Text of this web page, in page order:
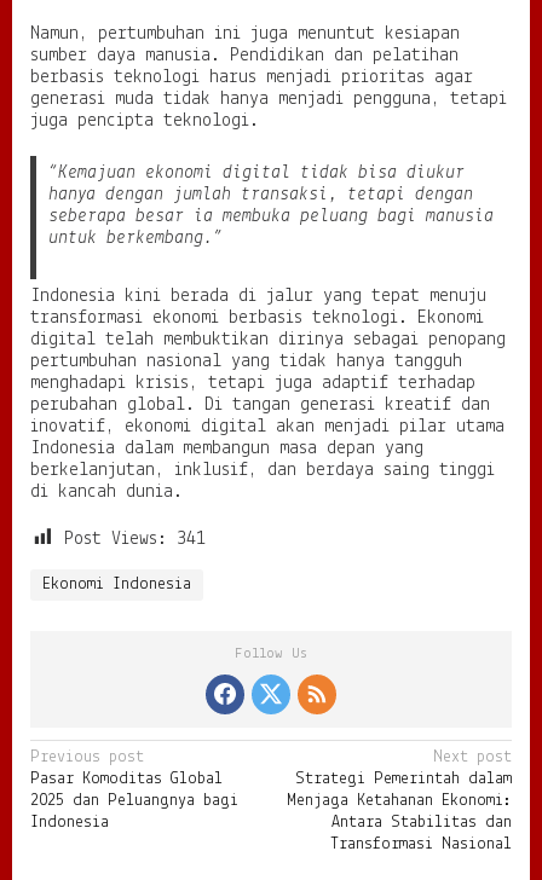
Namun, pertumbuhan ini juga menuntut kesiapan
sumber daya manusia. Pendidikan dan pelatihan
berbasis teknologi harus menjadi prioritas agar
generasi muda tidak hanya menjadi pengguna, tetapi
juga pencipta teknologi.
“Kemajuan ekonomi digital tidak bisa diukur
hanya dengan jumlah transaksi, tetapi dengan
seberapa besar ia membuka peluang bagi manusia
untuk berkembang.”
Indonesia kini berada di jalur yang tepat menuju
transformasi ekonomi berbasis teknologi. Ekonomi
digital telah membuktikan dirinya sebagai penopang
pertumbuhan nasional yang tidak hanya tangguh
menghadapi krisis, tetapi juga adaptif terhadap
perubahan global. Di tangan generasi kreatif dan
inovatif, ekonomi digital akan menjadi pilar utama
Indonesia dalam membangun masa depan yang
berkelanjutan, inklusif, dan berdaya saing tinggi
di kancah dunia.
Post Views: 341
Ekonomi Indonesia
Follow Us
P
o
s
Previous post
Pasar Komoditas Global
2025 dan Peluangnya bagi
Indonesia
Next post
Strategi Pemerintah dalam
Menjaga Ketahanan Ekonomi:
Antara Stabilitas dan
Transformasi Nasional